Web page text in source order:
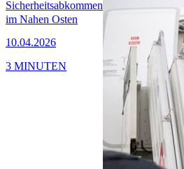
Sicherheitsabkommen
im Nahen Osten
10.04.2026
3 MINUTEN